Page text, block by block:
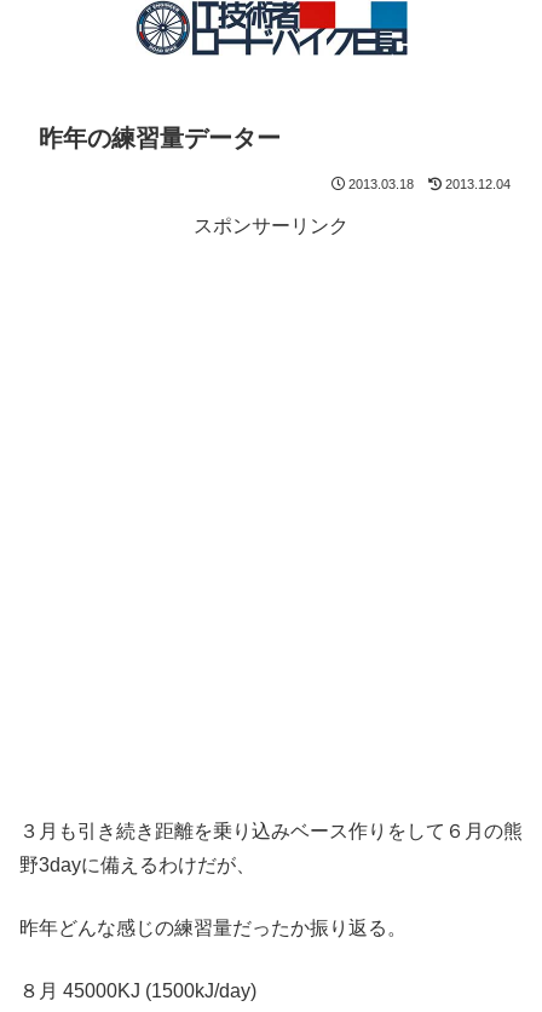
昨年の練習量データー
2013.03.18 2013.12.04
スポンサーリンク
３月も引き続き距離を乗り込みベース作りをして６月の熊
野3dayに備えるわけだが、
昨年どんな感じの練習量だったか振り返る。
８月 45000KJ (1500kJ/day)